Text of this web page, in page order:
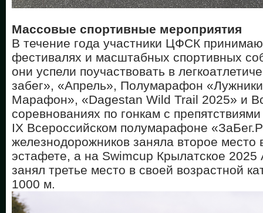
Массовые спортивные мероприятия
В течение года участники ЦФСК
фестивалях и масштабных спортивных
они успели поучаствовать в
забег», «Апрель», Полумарафон
Марафон», «Dagestan Wild Trail 2025» и
соревнованиях по гонкам с
IX Всероссийском полумарафоне
железнодорожников заняла второе место
эстафете, а на Swimcup Крылатское 2025
занял третье место в своей возрастной
1000 м.